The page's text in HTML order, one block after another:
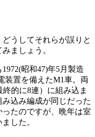
うしてそれらが誤りと
ましょう。
昭和47)年5月製造
装置を備えたM1車。両
的に8連）に組み込ま
込み編成が同じだった
たのですが、晩年は室
した。